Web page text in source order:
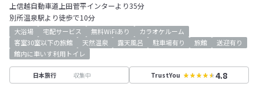
上信越自動車道上田菅平インターより35分
別所温泉駅より徒歩で10分
大浴場 宅配サービス 無料WiFiあり
カラオケルーム
客室30室以下の旅館
天然温泉 露天風呂 駐車場有り 旅館
送迎有り
館内に車いす利用トイレ
日本旅行 収集中 TrustYou 4.8